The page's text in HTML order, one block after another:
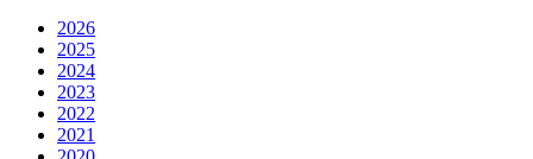
2026
2025
2024
2023
2022
2021